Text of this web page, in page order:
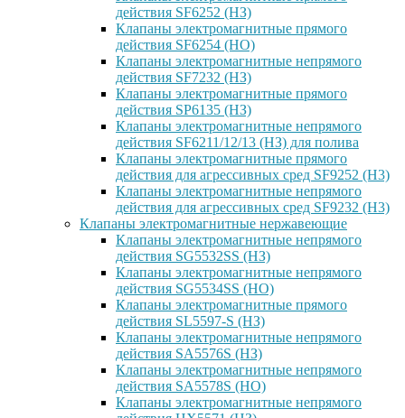
действия SF6252 (НЗ)
Клапаны электромагнитные прямого
действия SF6254 (НО)
Клапаны электромагнитные непрямого
действия SF7232 (НЗ)
Клапаны электромагнитные прямого
действия SP6135 (НЗ)
Клапаны электромагнитные непрямого
действия SF6211/12/13 (НЗ) для полива
Клапаны электромагнитные прямого
действия для агрессивных сред SF9252 (H3)
Клапаны электромагнитные непрямого
действия для агрессивных сред SF9232 (H3)
Клапаны электромагнитные нержавеющие
Клапаны электромагнитные непрямого
действия SG5532SS (НЗ)
Клапаны электромагнитные непрямого
действия SG5534SS (НО)
Клапаны электромагнитные прямого
действия SL5597-S (НЗ)
Клапаны электромагнитные непрямого
действия SA5576S (НЗ)
Клапаны электромагнитные непрямого
действия SA5578S (НО)
Клапаны электромагнитные непрямого